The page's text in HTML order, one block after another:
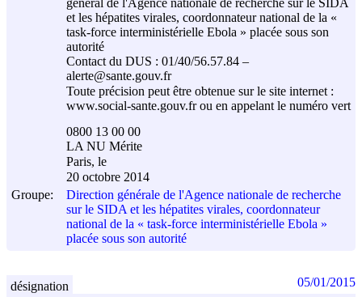
général de l'Agence nationale de recherche sur le SIDA
et les hépatites virales, coordonnateur national de la «
task-force interministérielle Ebola » placée sous son
autorité
Contact du DUS : 01/40/56.57.84 –
alerte@sante.gouv.fr
Toute précision peut être obtenue sur le site internet :
www.social-sante.gouv.fr ou en appelant le numéro vert
0800 13 00 00
LA NU Mérite
Paris, le
20 octobre 2014
Groupe:
Direction générale de l'Agence nationale de recherche
sur le SIDA et les hépatites virales, coordonnateur
national de la « task-force interministérielle Ebola »
placée sous son autorité
désignation 05/01/2015